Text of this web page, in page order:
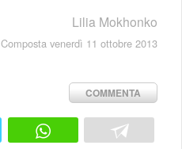
Lilia Mokhonko
Composta venerdì 11 ottobre 2013
COMMENTA